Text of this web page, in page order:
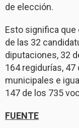
de elección.
Esto significa
de las 32
diputaciones, 32
164 regidurías,
municipales e
147 de los 735
FUENTE